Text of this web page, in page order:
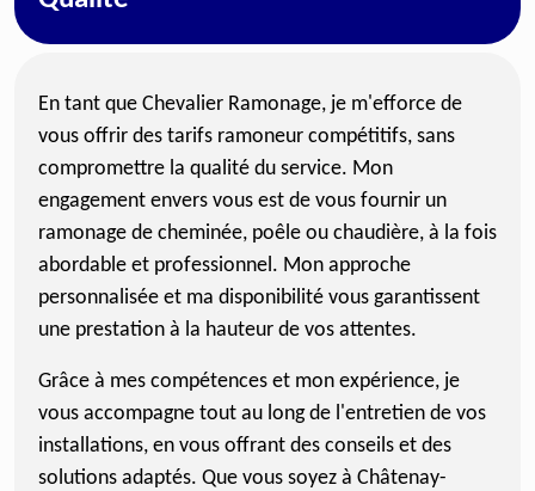
En tant que Chevalier Ramonage, je m'efforce de
vous offrir des tarifs ramoneur compétitifs, sans
compromettre la qualité du service. Mon
engagement envers vous est de vous fournir un
ramonage de cheminée, poêle ou chaudière, à la fois
abordable et professionnel. Mon approche
personnalisée et ma disponibilité vous garantissent
une prestation à la hauteur de vos attentes.
Grâce à mes compétences et mon expérience, je
vous accompagne tout au long de l'entretien de vos
installations, en vous offrant des conseils et des
solutions adaptés. Que vous soyez à Châtenay-